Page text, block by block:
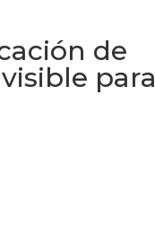
de
para